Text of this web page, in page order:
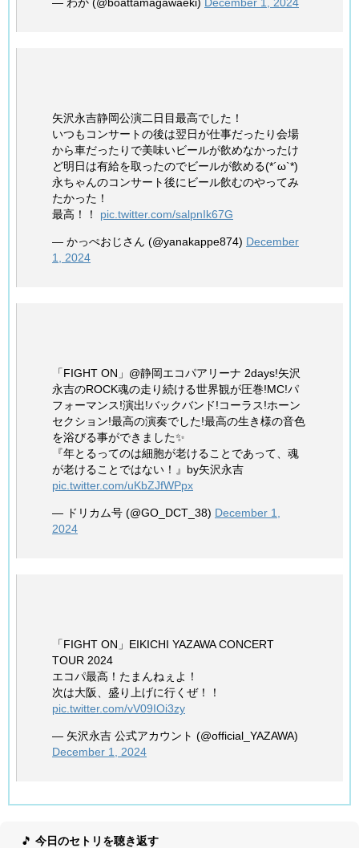
矢沢永吉静岡公演二日目最高でした！
いつもコンサートの後は翌日が仕事だったり会場
から車だったりで美味いビールが飲めなかったけ
ど明日は有給を取ったのでビールが飲める(*´ω`*)
永ちゃんのコンサート後にビール飲むのやってみ
たかった！
最高！！ pic.twitter.com/salpnIk67G
— かっぺおじさん (@yanakappe874) December
1, 2024
「FIGHT ON」@静岡エコパアリーナ 2days!矢沢
永吉のROCK魂の走り続ける世界観が圧巻!MC!パ
フォーマンス!演出!バックバンド!コーラス!ホーン
セクション!最高の演奏でした!最高の生き様の音色
を浴びる事ができました✨
『年とるってのは細胞が老けることであって、魂
が老けることではない！』by矢沢永吉
pic.twitter.com/uKbZJfWPpx
— ドリカム号 (@GO_DCT_38) December 1,
2024
「FIGHT ON」EIKICHI YAZAWA CONCERT
TOUR 2024
エコパ最高！たまんねぇよ！
次は大阪、盛り上げに行くぜ！！
pic.twitter.com/vV09IOi3zy
— 矢沢永吉 公式アカウント (@official_YAZAWA)
December 1, 2024
🎵 今日のセトリを聴き返す